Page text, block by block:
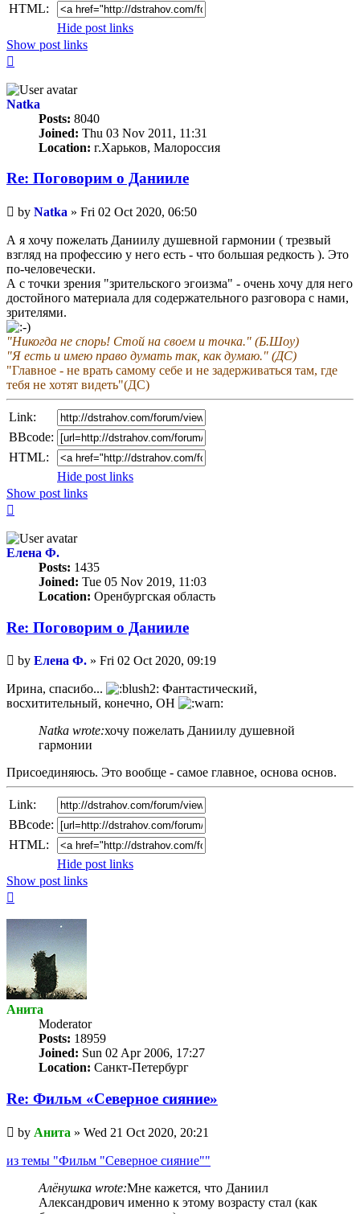
HTML:
Hide post links
Show post links
Natka
Posts: 8040
Joined: Thu 03 Nov 2011, 11:31
Location: г.Харьков, Малороссия
Re: Поговорим o Данииле
Unread
post
by Natka » Fri 02 Oct 2020, 06:50
А я хочу пожелать Даниилу душевной гармонии ( трезвый
взгляд на профессию у него есть - что большая редкость ). Это
по-человечески.
А с точки зрения "зрительского эгоизма" - очень хочу для него
достойного материала для содержательного разговора с нами,
зрителями.
"Никогда не спорь! Стой на своем и точка." (Б.Шоу)
"Я есть и имею право думать так, как думаю." (ДС)
"Главное - не врать самому себе и не задерживаться там, где
тебя не хотят видеть"(ДС)
Link:
BBcode:
HTML:
Hide post links
Show post links
Елена Ф.
Posts: 1435
Joined: Tue 05 Nov 2019, 11:03
Location: Оренбургская область
Re: Поговорим o Данииле
Unread
post
by Елена Ф. » Fri 02 Oct 2020, 09:19
Ирина, спасибо...
Фантастический,
восхитительный, конечно, ОН
Natka wrote:хочу пожелать Даниилу душевной
гармонии
Присоединяюсь. Это вообще - самое главное, основа основ.
Link:
BBcode:
HTML:
Hide post links
Show post links
Анита
Мoderator
Posts: 18959
Joined: Sun 02 Apr 2006, 17:27
Location: Санкт-Петербург
Re: Фильм «Северное сияние»
Unread
post
by Анита » Wed 21 Oct 2020, 20:21
из темы "Фильм "Северное сияние""
Алёнушка wrote:Мне кажется, что Даниил
Александрович именно к этому возрасту стал (как